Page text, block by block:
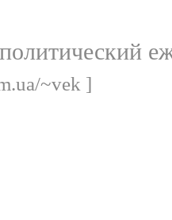
~vek ]